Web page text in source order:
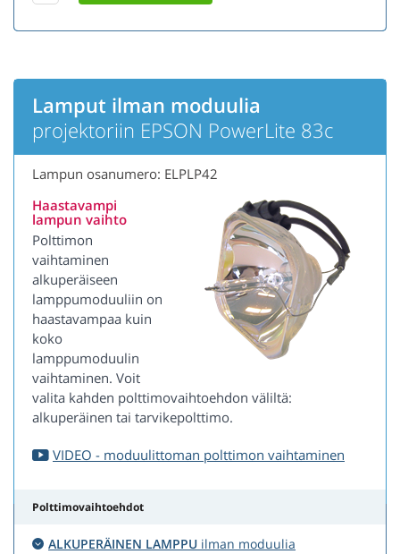
Lamput ilman moduulia
projektoriin EPSON PowerLite 83c
Lampun osanumero: ELPLP42
Haastavampi
lampun vaihto
Polttimon
vaihtaminen
alkuperäiseen
lamppumoduuliin on
haastavampaa kuin
koko
lamppumoduulin
vaihtaminen. Voit
valita kahden polttimovaihtoehdon väliltä:
alkuperäinen tai tarvikepolttimo.
VIDEO - moduulittoman polttimon vaihtaminen
Polttimovaihtoehdot
ALKUPERÄINEN LAMPPU ilman moduulia